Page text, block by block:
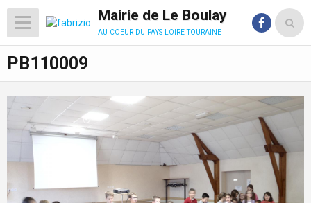
Mairie de Le Boulay
au coeur du pays loire touraine
PB110009